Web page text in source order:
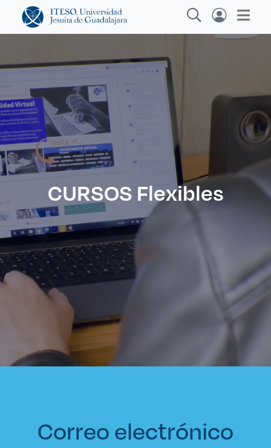
Explora sitios web, programas académicos,
actividades y noticias
Diplo|
Enlaces de interés
Derecho
CURSOS Flexibles
Correo electrónico